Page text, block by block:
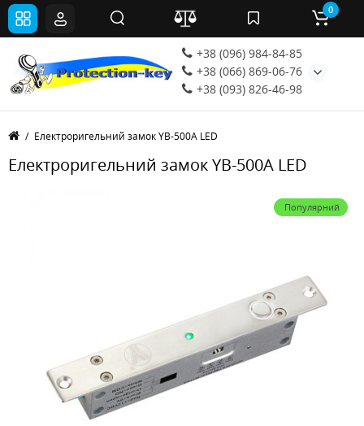
+38 (096) 984-84-85
+38 (066) 869-06-76
+38 (093) 826-46-98
0
Електроригельний замок YB-500A LED
Електроригельний замок YB-500A LED
Популярний